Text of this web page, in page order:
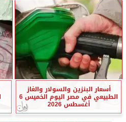
أسعار البنزين والسولار والغاز
الطبيعي في مصر اليوم الخميس 6
أغسطس 2026